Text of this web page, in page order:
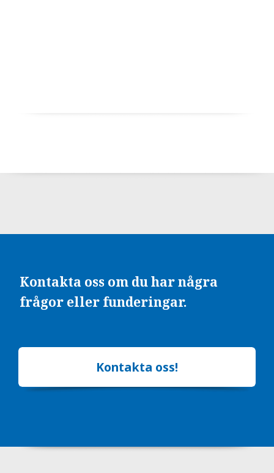
Kontakta oss om du har några
frågor eller funderingar.
Kontakta oss!